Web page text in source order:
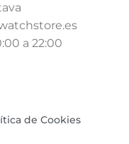
a 22:00
de Cookies